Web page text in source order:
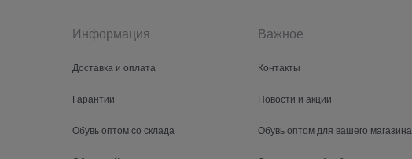
Информация
Доставка и оплата
Гарантии
Обувь оптом со склада
Важное
Контакты
Новости и акции
Обувь оптом для вашего магазина